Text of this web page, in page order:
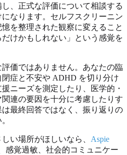
、正式な評価について相談する
なります。セルフスクリーニン
を整理された観察に変えること
けかもしれない」という感覚を
価ではありません。あなたの臨
症と不安や ADHD を切り分け
ニーズを測定したり、医学的・
連の要因を十分に考慮したりす
最終回答ではなく、振り返りの
い場所がほしいなら、 Aspie
感覚過敏、社会的コミュニケー